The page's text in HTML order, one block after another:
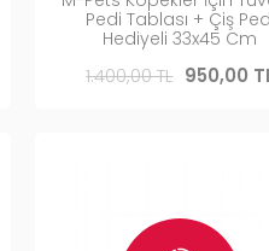
Pedi Tablası + Çiş
Hediyeli 33x45 Cm
1.400,00 TL 950,00